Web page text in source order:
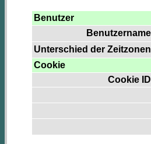
Benutzer
Unterschied der
Cookie
Cookie